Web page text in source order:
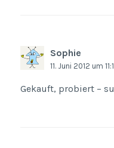
Sophie
11. Juni 2012 um
Gekauft, probiert –